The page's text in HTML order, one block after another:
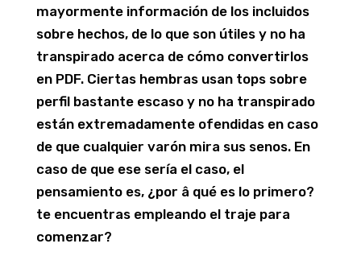
mayormente información de los incluidos
sobre hechos, de lo que son útiles y no ha
transpirado acerca de cómo convertirlos
en PDF. Ciertas hembras usan tops sobre
perfil bastante escaso y no ha transpirado
están extremadamente ofendidas en caso
de que cualquier varón mira sus senos. En
caso de que ese serí­a el caso, el
pensamiento es, ¿por â qué es lo primero?
te encuentras empleando el traje para
comenzar?